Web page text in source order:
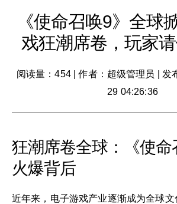
《使命召唤9》全球
戏狂潮席卷，玩家请
阅读量：454|作者：超级管理员
发
29 04:26:36
狂潮席卷全球：《使命
火爆背后
近年来，电子游戏产业逐渐成为全球